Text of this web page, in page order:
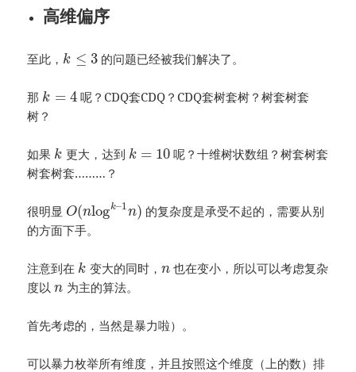
高维偏序
至此， k ≤ 3 的问题已经被我们解决了。
那 k = 4 呢？CDQ套CDQ？CDQ套树套树？树套树套
树？
如果 k 更大，达到 k = 10 呢？十维树状数组？树套树套
树套树套………？
很明显 O(nlogk–1n) 的复杂度是承受不起的，需要从别
的方面下手。
注意到在 k 变大的同时， n 也在变小，所以可以考虑复杂
度以n 为主的算法。
首先考虑的，当然是暴力啦）。
可以暴力枚举所有维度，并且按照这个维度（上的数）排